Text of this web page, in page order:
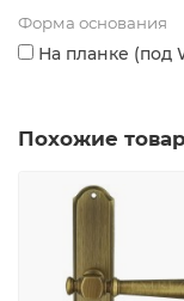
Форма основания
На планке (под
Похожие